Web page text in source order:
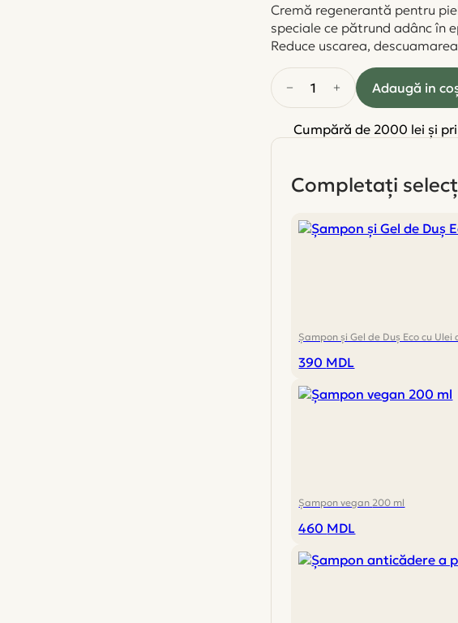
Cremă regenerantă pentru
speciale ce pătrund adânc în
Reduce uscarea,
1 Adaugă in
Cumpără de 2000 lei și
Completați
Șampon și Gel de Duș Eco cu Ulei
390 MDL
Șampon vegan 200 ml
460 MDL